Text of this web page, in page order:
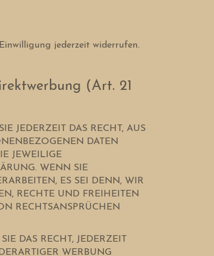
jederzeit widerrufen.
(Art. 21
JEDERZEIT DAS RECHT, AUS
DATEN
JEWEILIGE
WENN SIE
ES SEI DENN, WIR
RECHTE UND FREIHEITEN
RECHTSANSPRÜCHEN
DAS RECHT, JEDERZEIT
WERBUNG